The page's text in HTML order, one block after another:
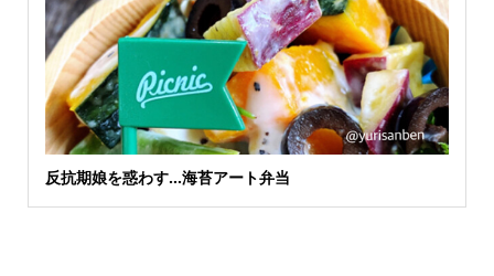
反抗期娘を惑わす…海苔アート弁当